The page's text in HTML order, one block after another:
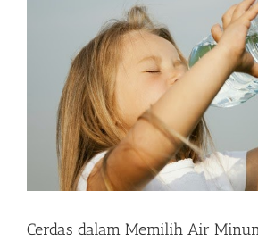
Cerdas dalam Memilih Air